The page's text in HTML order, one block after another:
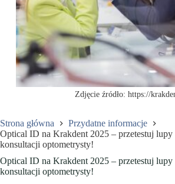
Zdjęcie źródło: https://
Strona główna
Przydatne informacje
Optical ID na Krakdent 2025 – przetestuj lupy
konsultacji optometrysty!
Optical ID na Krakdent 2025 – przetestuj lupy
konsultacji optometrysty!